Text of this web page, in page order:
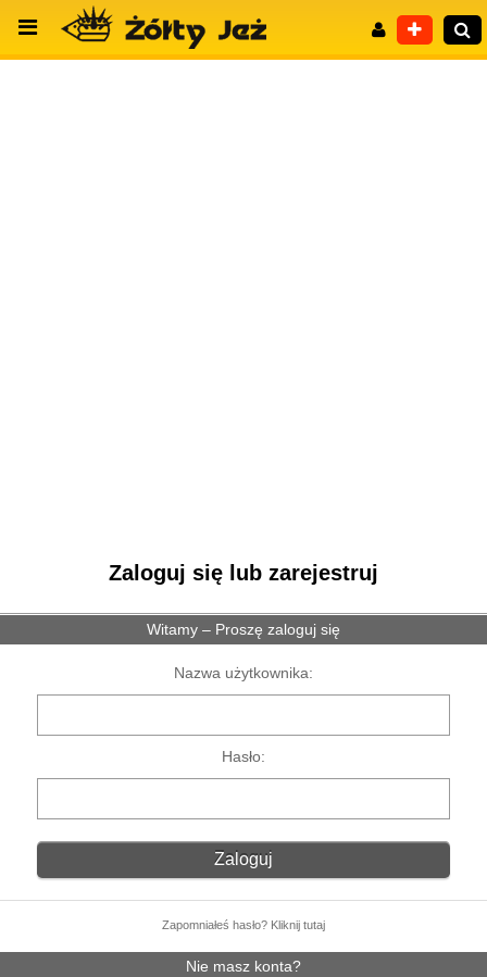
Zaloguj się lub zarejestruj
Witamy – Proszę zaloguj się
Nazwa użytkownika:
Hasło:
Zapomniałeś hasło? Kliknij tutaj
Nie masz konta?